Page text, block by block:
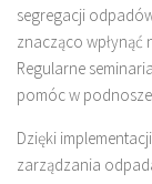
segregacji
znacząco wpłynąć
Regularne
pomóc w
Dzięki
zarządzania